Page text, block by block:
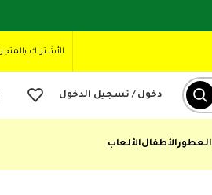
الأشتراك بالمتجر
دخول / تسجيل الدخول
العطورالأطفالالألعاب